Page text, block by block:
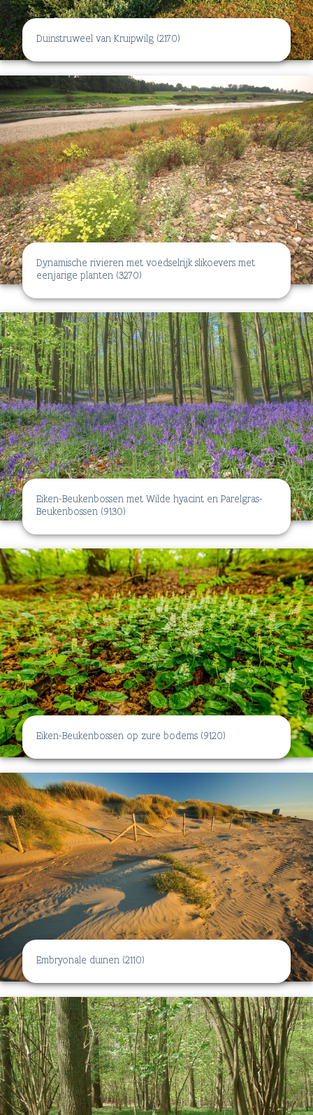
Duinstruweel van Kruipwilg (2170)
Dynamische rivieren met voedselrijk slikoevers met
eenjarige planten (3270)
Eiken-Beukenbossen met Wilde hyacint en Parelgras-
Beukenbossen (9130)
Eiken-Beukenbossen op zure bodems (9120)
Embryonale duinen (2110)